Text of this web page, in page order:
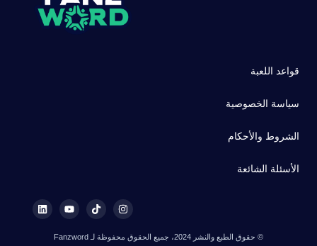
قواعد اللعبة
سياسة الخصوصية
الشروط والأحكام
الأسئلة الشائعة
© حقوق الطبع والنشر 2024، جميع الحقوق محفوظة لـ Fanzword